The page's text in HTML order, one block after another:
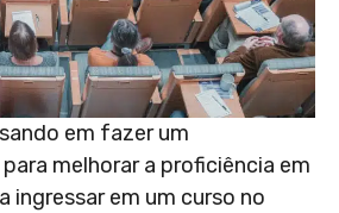
em fazer um
melhorar a proficiência em
ingressar em um curso no